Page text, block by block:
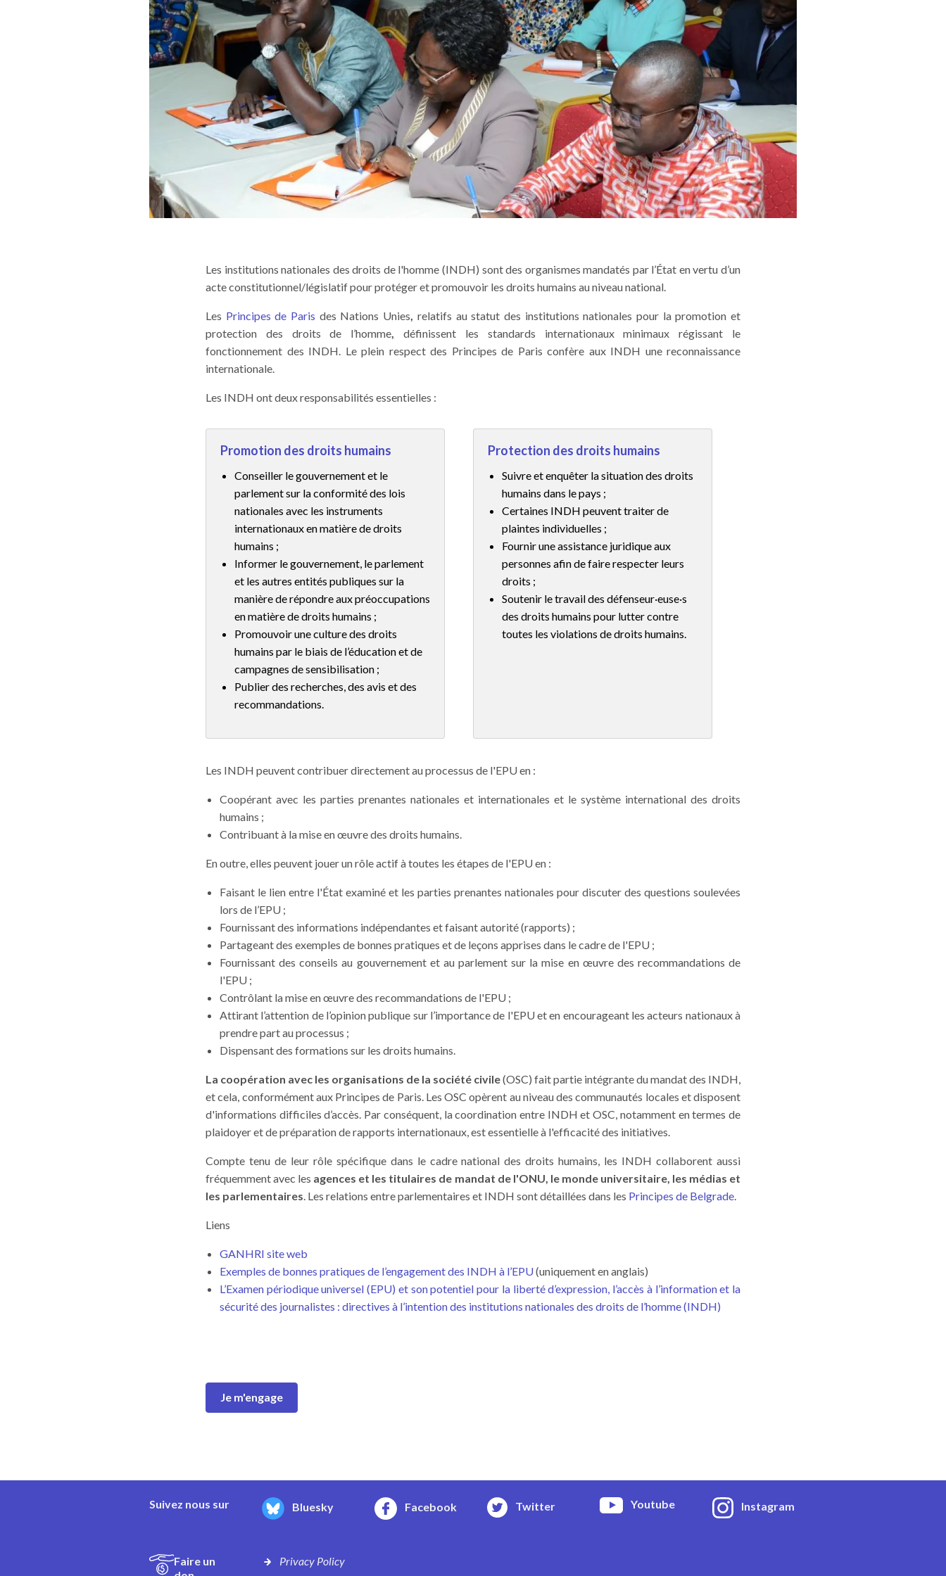
Les institutions nationales des droits de l'homme (INDH) sont des organismes mandatés par l’État en vertu d’un
acte constitutionnel/législatif pour protéger et promouvoir les droits humains au niveau national.
Les Principes de Paris des Nations Unies relatifs au statut des institutions nationales pour la promotion et
protection des droits de l’homme
définissent les standards internationaux minimaux régissant le
fonctionnement des INDH. Le plein respect des Principes de Paris confère aux INDH une reconnaissance
internationale.
Les INDH ont deux responsabilités essentielles :
Promotion des droits humains
Conseiller le gouvernement et le
parlement sur la conformité des lois
nationales avec les instruments
internationaux en matière de droits
humains ;
Informer le gouvernement, le parlement
et les autres entités publiques sur la
manière de répondre aux préoccupations
en matière de droits humains ;
Promouvoir une culture des droits
humains par le biais de l’éducation et de
campagnes de sensibilisation ;
Publier des recherches, des avis et des
recommandations.
Protection des droits humains
Suivre et enquêter la situation des droits
humains dans le pays ;
Certaines INDH peuvent traiter de
plaintes individuelles ;
Fournir une assistance juridique aux
personnes afin de faire respecter leurs
droits ;
Soutenir le travail des défenseur·euse·s
des droits humains pour lutter contre
toutes les violations dedroits humains.
Les INDH peuventcontribuer directement auprocessus de l'EPU en :
Coopérant avec les parties prenantes nationales et internationales et le système international des droits
humains ;
Contribuant à la mise en œuvre des droits humains.
En outre, elles peuvent jouer un rôle actif à toutes les étapes de l'EPU en :
Faisant le lien entre l'État examiné et les parties prenantes nationales pour discuter des questions soulevées
lors de l’EPU ;
Fournissant des informations indépendantes et faisant autorité (rapports) ;
Partageant des exemples de bonnes pratiques et de leçons apprises dans le cadre de l'EPU ;
Fournissant des conseils au gouvernement et au parlementsur la mise en œuvre des recommandations de
l'EPU ;
Contrôlant la mise en œuvre des recommandations de l'EPU ;
Attirant l’attention de l’opinion publique sur l’importance de l'EPU et en encourageant les acteurs nationaux à
prendre part au processus ;
Dispensant des formations sur les droits humains.
La coopération avec les organisations de la société civile(OSC) fait partie intégrante du mandat des INDH,
et cela, conformément aux Principes de Paris. Les OSC opèrent au niveau des communautés locales et disposent
d'informations difficiles d’accès. Par conséquent, la coordination entre INDH et OSC, notamment en termes de
plaidoyer et de préparation de rapports internationaux, est essentielle à l'efficacité des initiatives.
Compte tenu de leur rôle spécifique dans le cadre national des droits humains, les INDH collaborent aussi
fréquemment avec les agences et les titulaires de mandat de l'ONU, le monde universitaire, les médias et
les parlementaires . Les relations entre parlementaires et INDH sont détaillées dans les Principes de Belgrade
Liens
GANHRI site web
Exemples de bonnes pratiques de l’engagement des INDH à l’EPU(uniquement en anglais)
L’Examen périodique universel (EPU) et son potentiel pour la liberté d’expression, l’accès à l’information et la
sécurité des journalistes : directives à l’intention des institutions nationales des droits de l’homme (INDH)
Je m'engage
Suivez nous sur Bluesky Facebook Twitter Youtube Instagram
Faire un
Privacy Policy